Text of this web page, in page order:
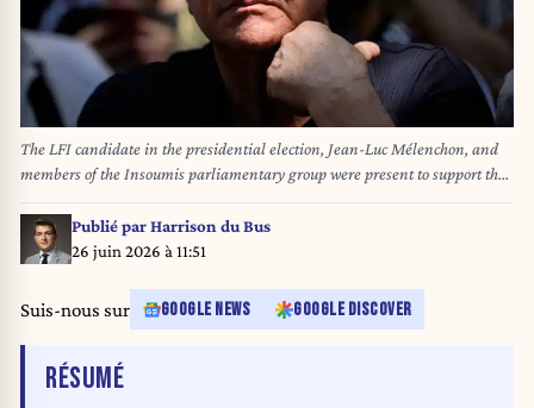
The LFI candidate in the presidential election, Jean-Luc Mélenchon, and
members of the Insoumis parliamentary group were present to support the
Mayor of Saint-Denis, Bally Bagayok, at the March Against Racism in
Paris on 21 June 2026. - 21/06/2026 - France / France / Paris - Julien
Mattia / Le Pictorium
Publié parHarrison du Bus
26 juin 2026 à 11:51
Suis-nous sur GOOGLE NEWS GOOGLE DISCOVER
RÉSUMÉDE L'ARTICLE